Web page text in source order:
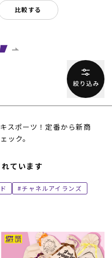
比較する
スポーツ！定番から新商
ック。
ています
チャネルアイランズ